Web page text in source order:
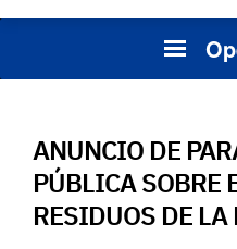
ANUNCIO DE
PÚBLICA SOBRE
RESIDUOS DE LA